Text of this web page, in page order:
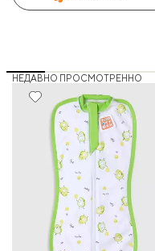
НЕДАВНО ПРОСМОТРЕННО